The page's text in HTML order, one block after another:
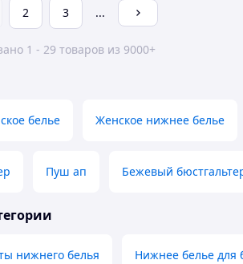
2 3 ...
1 - 29 товаров из 9000+
белье Женское нижнее белье
Пуш ап Бежевый
нижнего белья Нижнее белье